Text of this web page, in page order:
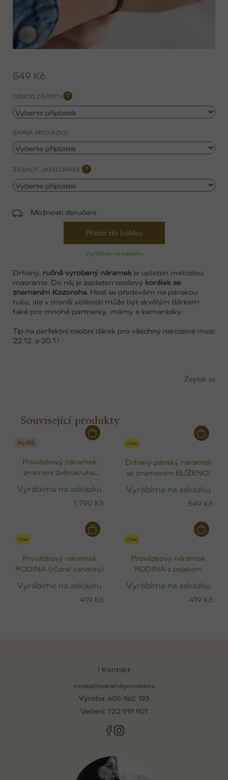
549 Kč
Vyrábíme na zakázku
OBVOD ZÁPĚSTÍ ?
BARVA PROVÁZKU
ZABALIT JAKO DÁREK ?
Možnosti doručení
Přidat do košíku
Drhaný, ručně vyrobený náramek je upleten metodou
macrame. Do něj je zapleten ocelový korálek se
znamením Kozoroha. Hodí se především na pánskou
ruku, ale v menší velikosti může být skvělým dárkem
také pro mnohé partnerky, mámy a kamarádky.
Tip na perfektní osobní dárek pro všechny narozené mezi
22.12. a 20.1.!
Zeptat se
Související produkty
Au 585
Provázkový náramek
znamení zvěrokruhu
Vyrábíme na zakázku
1 790 Kč
Ocel
Drhaný pánský náramek
se znamením BLÍŽENCI
Vyrábíme na zakázku
549 Kč
Ocel
Provázkový náramek
RODINA (různé varianty)
Vyrábíme na zakázku
419 Kč
Ocel
Provázkový náramek
RODINA s pejskem
Vyrábíme na zakázku
419 Kč
| Kontakt
miska@naramkymiska.cz
Výroba: 605 962 193
Vedení: 722 919 901